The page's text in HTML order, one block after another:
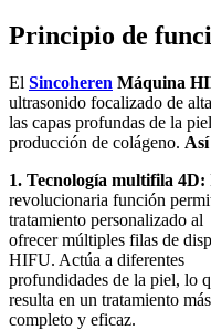
Principio de
El Sincoheren Máquina
ultrasonido focalizado de
las capas profundas de la
producción de colágeno.
1. Tecnología multifila 4D:
revolucionaria función
tratamiento personalizado al
ofrecer múltiples filas de
HIFU. Actúa a diferentes
profundidades de la piel, lo
resulta en un tratamiento más
completo y eficaz.